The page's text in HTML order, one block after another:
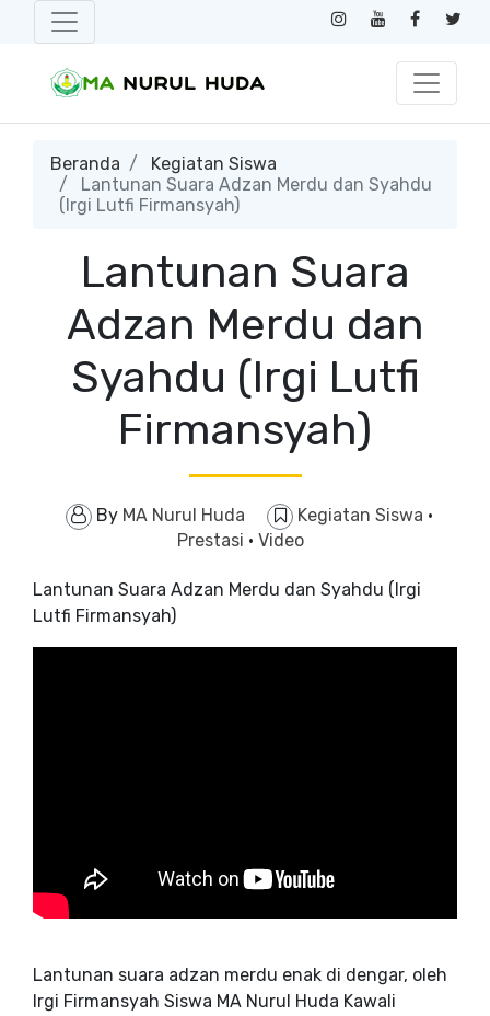
Beranda
Kegiatan Siswa
Lantunan Suara Adzan Merdu dan Syahdu
(Irgi Lutfi Firmansyah)
Lantunan Suara
Adzan Merdu dan
Syahdu (Irgi Lutfi
Firmansyah)
By MA Nurul Huda Kegiatan Siswa ·
Prestasi · Video
Lantunan Suara Adzan Merdu dan Syahdu (Irgi
Lutfi Firmansyah)
Lantunan suara adzan merdu enak di dengar, oleh
Irgi Firmansyah Siswa MA Nurul Huda Kawali